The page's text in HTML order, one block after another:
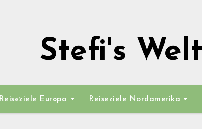
Stefi's Welt
Reiseziele Europa Reiseziele Nordamerika